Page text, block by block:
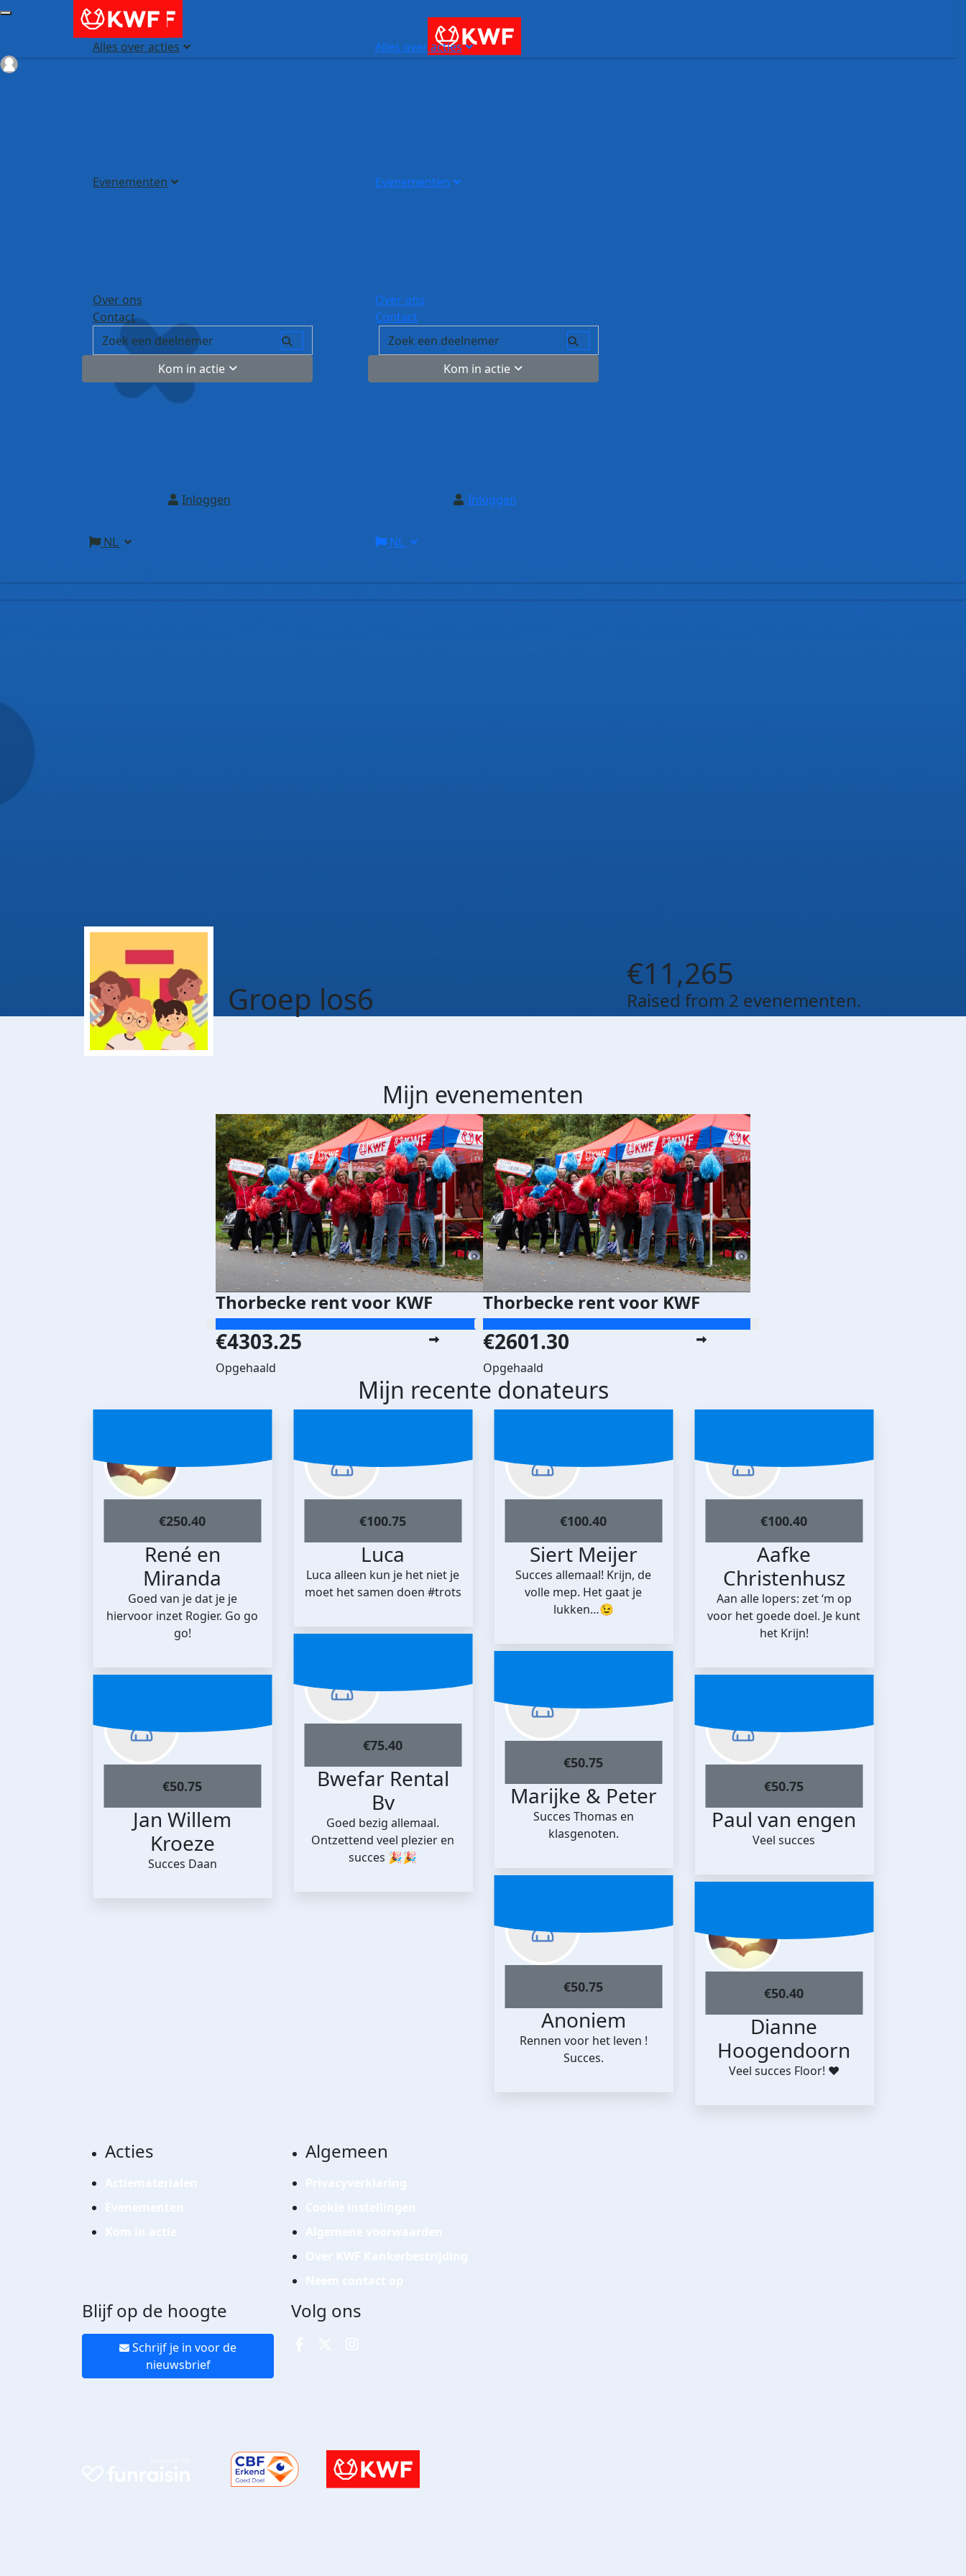
Alles over acties
Evenementen
Over ons
Contact
Kom in actie
Inloggen
NL
Alles over acties
Evenementen
Over ons
Contact
Kom in actie
Inloggen
NL
Groep los6
€11,265
Raised from 2 evenementen.
Mijn evenementen
Thorbecke rent voor KWF
€4303.25
Opgehaald
Thorbecke rent voor KWF
€2601.30
Opgehaald
Mijn recente donateurs
€250.40
René en
Miranda
Goed van je dat je je
hiervoor inzet Rogier. Go go
go!
€100.75
Luca
Luca alleen kun je het niet je
moet het samen doen #trots
€100.40
Siert Meijer
Succes allemaal! Krijn, de
volle mep. Het gaat je
lukken…😉
€100.40
Aafke
Christenhusz
Aan alle lopers: zet ‘m op
voor het goede doel. Je kunt
het Krijn!
€75.40
Bwefar Rental
Bv
Goed bezig allemaal.
Ontzettend veel plezier en
succes 🎉🎉
€50.75
Marijke & Peter
Succes Thomas en
klasgenoten.
€50.75
Jan Willem
Kroeze
Succes Daan
€50.75
Paul van engen
Veel succes
€50.75
Anoniem
Rennen voor het leven !
Succes.
€50.40
Dianne
Hoogendoorn
Veel succes Floor! ❤️
Acties Algemeen
Blijf op de hoogte
Schrijf je in voor de
nieuwsbrief
Volg ons